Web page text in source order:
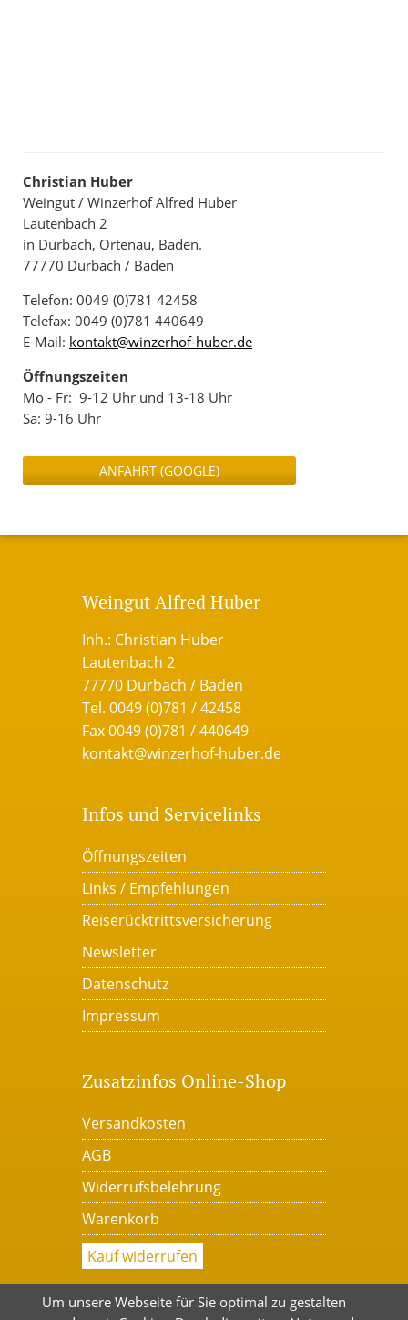
Christian Huber
Weingut / Winzerhof Alfred Huber
Lautenbach 2
in Durbach, Ortenau, Baden.
77770 Durbach / Baden
Telefon: 0049 (0)781 42458
Telefax: 0049 (0)781 440649
E-Mail: kontakt@winzerhof-huber.de
Öffnungszeiten
Mo - Fr: 9-12 Uhr und 13-18 Uhr
Sa: 9-16 Uhr
ANFAHRT (GOOGLE)
Weingut Alfred Huber
Inh.: Christian Huber
Lautenbach 2
77770 Durbach / Baden
Tel. 0049 (0)781 / 42458
Fax 0049 (0)781 / 440649
kontakt@winzerhof-huber.de
Infos und Servicelinks
Öffnungszeiten
Links / Empfehlungen
Reiserücktrittsversicherung
Newsletter
Datenschutz
Impressum
Zusatzinfos Online-Shop
Versandkosten
AGB
Widerrufsbelehrung
Warenkorb
Kauf widerrufen
Um unsere Webseite für Sie optimal zu gestalten